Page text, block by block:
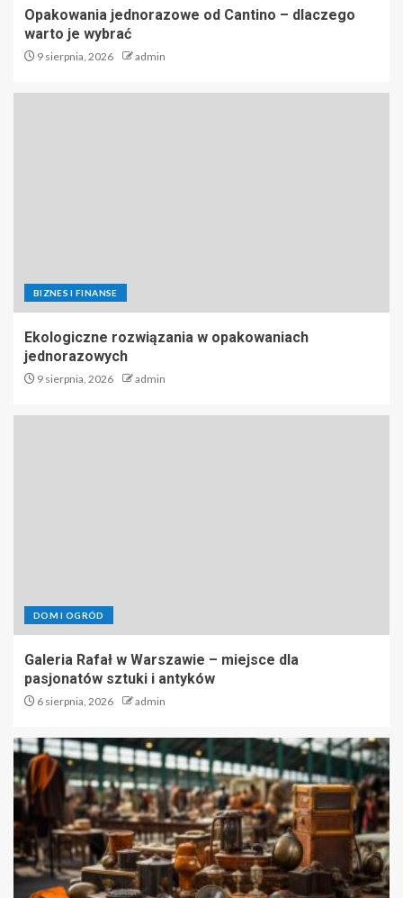
Opakowania jednorazowe od Cantino – dlaczego
warto je wybrać
9 sierpnia, 2026 admin
BIZNES I FINANSE
Ekologiczne rozwiązania w opakowaniach
jednorazowych
9 sierpnia, 2026 admin
DOM I OGRÓD
Galeria Rafał w Warszawie – miejsce dla
pasjonatów sztuki i antyków
6 sierpnia, 2026 admin